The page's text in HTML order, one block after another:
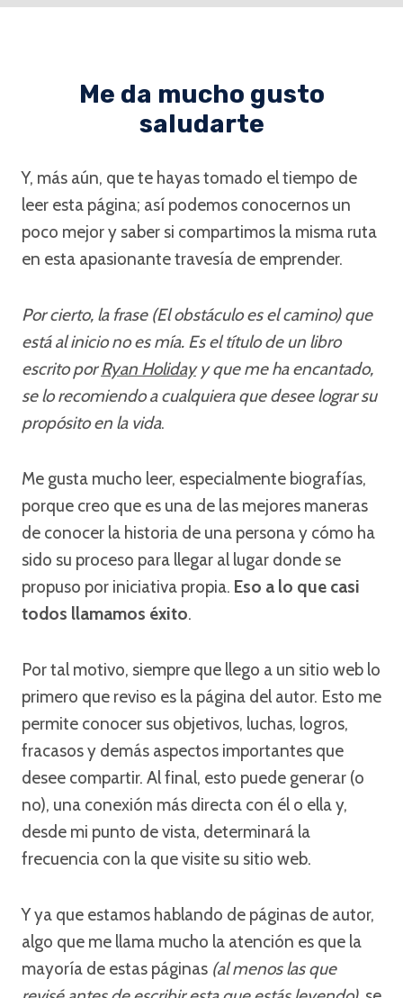
Me da mucho gusto
saludarte
Y, más aún, que te hayas tomado el tiempo de
leer esta página; así podemos conocernos un
poco mejor y saber si compartimos la misma ruta
en esta apasionante travesía de emprender.
Por cierto, la frase (El obstáculo es el camino) que
está al inicio no es mía. Es el título de un libro
escrito porRyan Holidayy que me ha encantado,
se lo recomiendo a cualquiera que desee lograr su
propósito en la vida.
Me gusta mucho leer, especialmente biografías,
porque creo que es una de las mejores maneras
de conocer la historia de una persona y cómo ha
sido su proceso para llegar al lugar donde se
propuso por iniciativa propia. Eso a lo que casi
todos llamamos éxito.
Por tal motivo, siempre que llego a un sitio web lo
primero que reviso es la página del autor. Esto me
permite conocer sus objetivos, luchas, logros,
fracasos y demás aspectos importantes que
desee compartir. Al final, esto puede generar (o
no), una conexión más directa con él o ella y,
desde mi punto de vista, determinará la
frecuencia con la que visite su sitio web.
Y ya que estamos hablando de páginas de autor,
algo que me llama mucho la atención es que la
mayoría de estas páginas (al menos las que